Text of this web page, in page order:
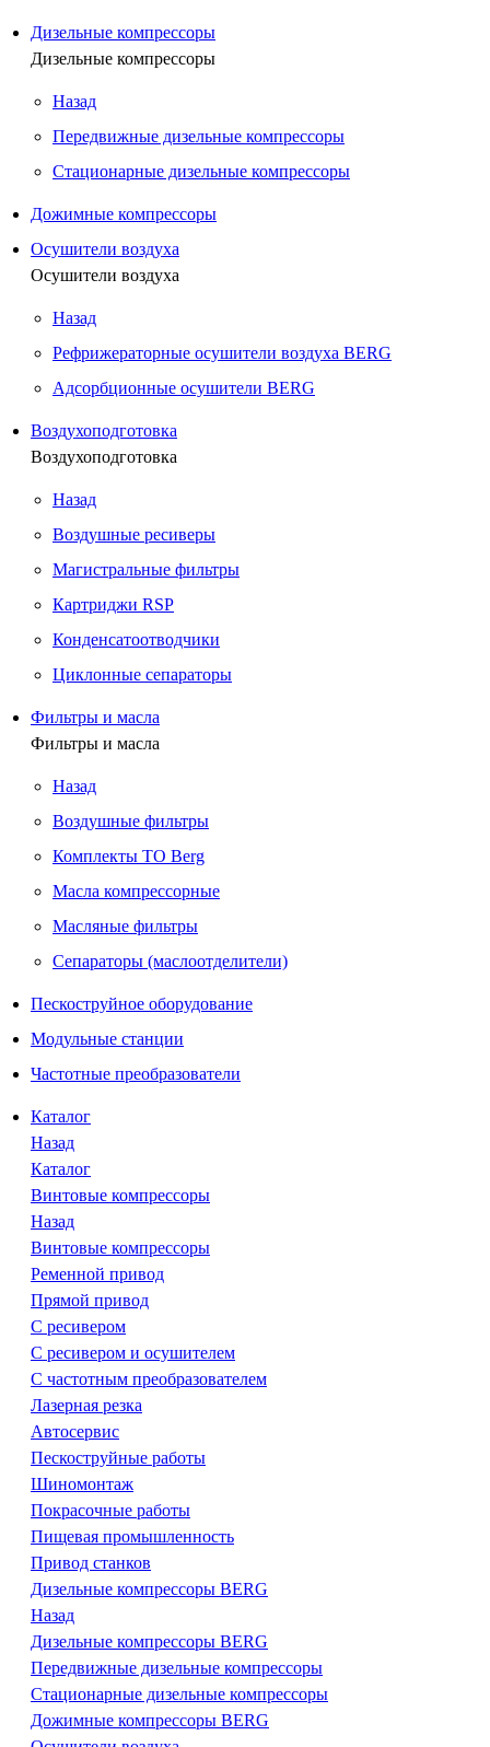
Дизельные компрессоры
Дизельные компрессоры
Назад
Передвижные дизельные компрессоры
Стационарные дизельные компрессоры
Дожимные компрессоры
Осушители воздуха
Осушители воздуха
Назад
Рефрижераторные осушители воздуха BERG
Адсорбционные осушители BERG
Воздухоподготовка
Воздухоподготовка
Назад
Воздушные ресиверы
Магистральные фильтры
Картриджи RSP
Конденсатоотводчики
Циклонные сепараторы
Фильтры и масла
Фильтры и масла
Назад
Воздушные фильтры
Комплекты ТО Berg
Масла компрессорные
Масляные фильтры
Сепараторы (маслоотделители)
Пескоструйное оборудование
Модульные станции
Частотные преобразователи
Каталог
Назад
Каталог
Винтовые компрессоры
Назад
Винтовые компрессоры
Ременной привод
Прямой привод
С ресивером
С ресивером и осушителем
С частотным преобразователем
Лазерная резка
Автосервис
Пескоструйные работы
Шиномонтаж
Покрасочные работы
Пищевая промышленность
Привод станков
Дизельные компрессоры BERG
Назад
Дизельные компрессоры BERG
Передвижные дизельные компрессоры
Стационарные дизельные компрессоры
Дожимные компрессоры BERG